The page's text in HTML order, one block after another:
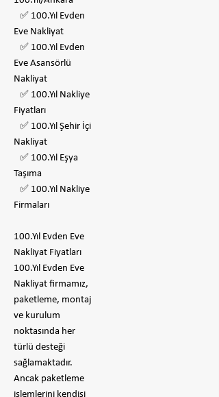
✅ 100.Yıl Evden
Eve Nakliyat
✅ 100.Yıl Evden
Eve Asansörlü
Nakliyat
✅ 100.Yıl Nakliye
Fiyatları
✅ 100.Yıl Şehir İçi
Nakliyat
✅ 100.Yıl Eşya
Taşıma
✅ 100.Yıl Nakliye
Firmaları
100.Yıl Evden Eve
Nakliyat Fiyatları
100.Yıl Evden Eve
Nakliyat firmamız,
paketleme, montaj
ve kurulum
noktasında her
türlü desteği
sağlamaktadır.
Ancak paketleme
işlemlerini kendisi